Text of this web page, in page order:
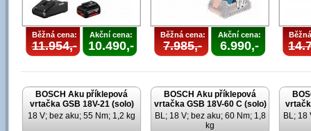
Běžná cena:
11.954,-
Akční cena:
10.490,-
Běžná cena:
7.985,-
Akční cena:
6.990,-
BOSCH Aku příklepová
vrtačka GSB 18V-21 (solo)
18 V; bez aku; 55 Nm; 1,2 kg
BOSCH Aku příklepová
vrtačka GSB 18V-60 C (solo)
BL; 18 V; bez aku; 60 Nm; 1,8
kg
BL; 18